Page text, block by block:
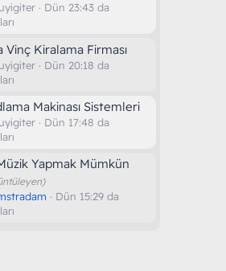
Dün 23:43 da
Vinç Kiralama Firması
Dün 20:18 da
Makinası Sistemleri
Dün 17:48 da
Yapmak Mümkün
Dün 15:29 da